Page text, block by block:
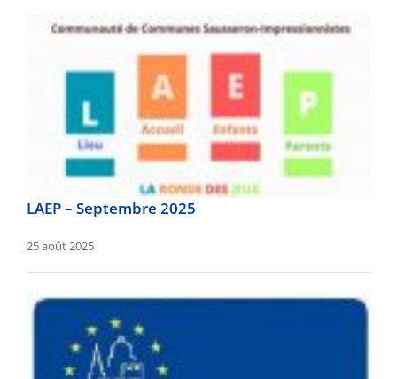
LAEP – Septembre 2025
25 août 2025